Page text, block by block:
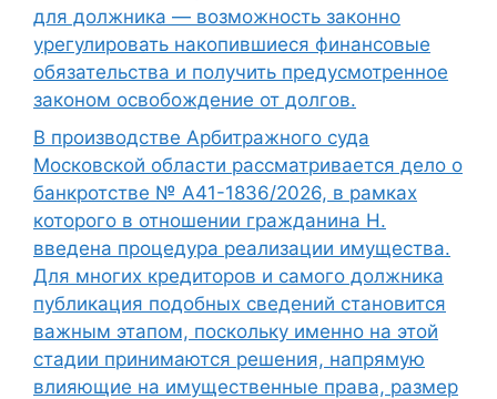
для должника — возможность законно
урегулировать накопившиеся финансовые
обязательства и получить предусмотренное
законом освобождение от долгов.
В производстве Арбитражного суда
Московской области рассматривается дело о
банкротстве № А41-1836/2026, в рамках
которого в отношении гражданина Н.
введена процедура реализации имущества.
Для многих кредиторов и самого должника
публикация подобных сведений становится
важным этапом, поскольку именно на этой
стадии принимаются решения, напрямую
влияющие на имущественные права, размер